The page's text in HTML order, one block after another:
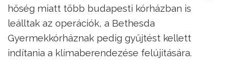
hőség miatt több budapesti kórházban is
leálltak az operációk, a Bethesda
Gyermekkórháznak pedig gyűjtést kellett
indítania a klímaberendezése felújítására.